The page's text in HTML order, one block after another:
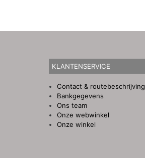
KLANTENSERVICE
Contact & routebeschrijving
Bankgegevens
Ons team
Onze webwinkel
Onze winkel